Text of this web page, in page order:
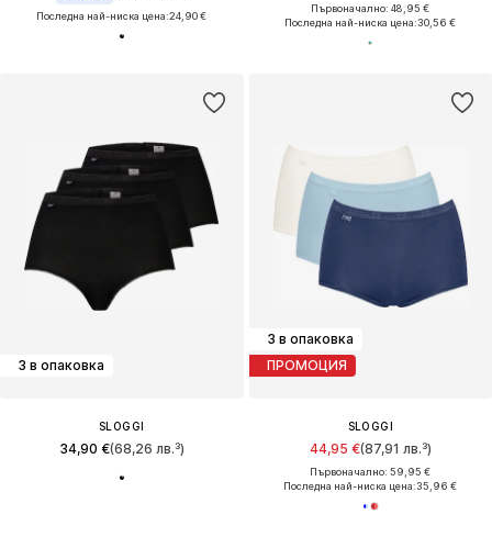
Последна най-ниска цена:24,90 €
Първоначално: 48,95 €
Последна най-ниска цена:30,56 €
3 в опаковка
SLOGGI
34,90 €(68,26 лв.³)
3 в опаковка
ПРОМОЦИЯ
SLOGGI
44,95 €(87,91 лв.³)
Първоначално: 59,95 €
Последна най-ниска цена:35,96 €